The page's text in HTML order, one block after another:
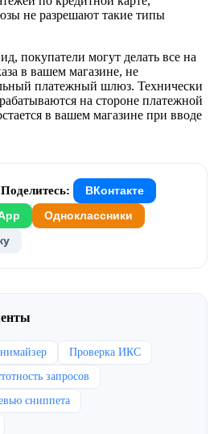
не разрешают такие типы
покупатели могут делать все на
в вашем магазине, не
платежный шлюз. Технически
на стороне платежной
в вашем магазине при вводе
ВКонтакте
Одноклассники
Проверка ИКС
запросов
сниппета